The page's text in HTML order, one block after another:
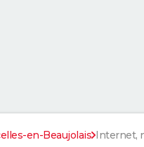
en-Beaujolais Internet,